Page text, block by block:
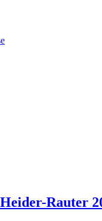
Rauter